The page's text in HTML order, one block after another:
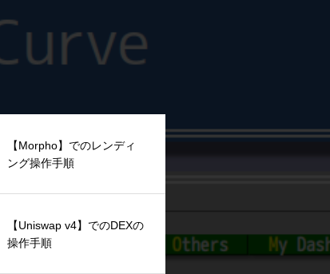
【Morpho】でのレンディ
ング操作手順
【Uniswap v4】でのDEXの
操作手順